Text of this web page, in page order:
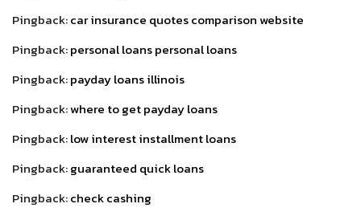
Pingback:car insurance quotes comparison website
Pingback:personal loans personal loans
Pingback:payday loans illinois
Pingback:where to get payday loans
Pingback:low interest installment loans
Pingback:guaranteed quick loans
Pingback:check cashing